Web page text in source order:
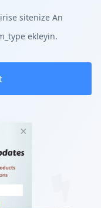
sitenize An
ekleyin.